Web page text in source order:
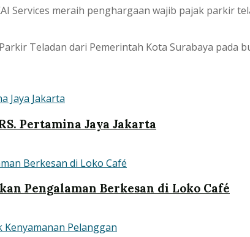
Services meraih penghargaan wajib pajak parkir
Teladan dari Pemerintah Kota Surabaya pada
Pertamina Jaya Jakarta
Pengalaman Berkesan di Loko Café